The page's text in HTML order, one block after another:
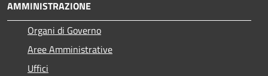
AMMINISTRAZIONE
Organi di Governo
Aree Amministrative
Uffici